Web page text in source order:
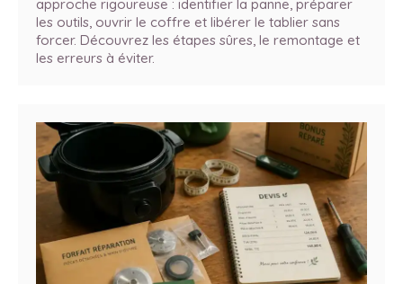
approche rigoureuse : identifier la panne, préparer
les outils, ouvrir le coffre et libérer le tablier sans
forcer. Découvrez les étapes sûres, le remontage et
les erreurs à éviter.